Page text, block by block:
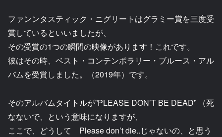
ファンンタスティック・ニグリートはグラミー賞を三度受
賞しているといいましたが、
その受賞の1つの瞬間の映像があります！これです。
彼はその時、ベスト・コンテンポラリー・ブルース・アル
バムを受賞しました。（2019年）です。
そのアルバムタイトルが”PLEASE DON’T BE DEAD” （死
なないで、という意味になりますが、
ここで、どうして Please don’t die..じゃないの、と思う